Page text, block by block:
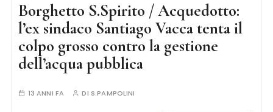
Borghetto S.Spirito / Acquedotto:
l’ex sindaco Santiago Vacca tenta il
colpo grosso contro la gestione
dell’acqua pubblica
13 ANNI FA DI S.PAMPOLINI